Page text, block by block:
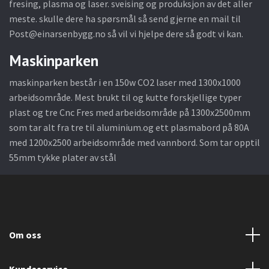
fresing, plasma og laser. sveising og produksjon av det aller
meste. skulle dere ha spørsmål så send gjerne en mail til
Post@einarsenbygg.no så vil vi hjelpe dere så godt vi kan.
Maskinparken
maskinparken består i en 150w CO2 laser med 1300x1000
arbeidsområde. Mest brukt til og kutte forskjellige typer
plast og tre Cnc Fres med arbeidsområde på 1300x2500mm
som tar alt fra tre til aluminium.og ett plasmabord på 80A
med 1200x2500 arbeidsområde med vannbord. Som tar opptil
55mm tykke plater av stål
Om oss